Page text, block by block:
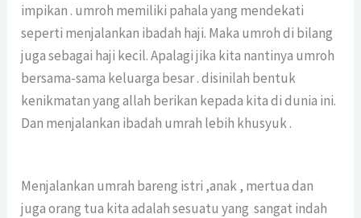
impikan . umroh memiliki pahala yang mendekati
seperti menjalankan ibadah haji. Maka umroh di bilang
juga sebagai haji kecil. Apalagi jika kita nantinya umroh
bersama-sama keluarga besar . disinilah bentuk
kenikmatan yang allah berikan kepada kita di dunia ini.
Dan menjalankan ibadah umrah lebih khusyuk .
Menjalankan umrah bareng istri ,anak , mertua dan
juga orang tua kita adalah sesuatu yang sangat indah